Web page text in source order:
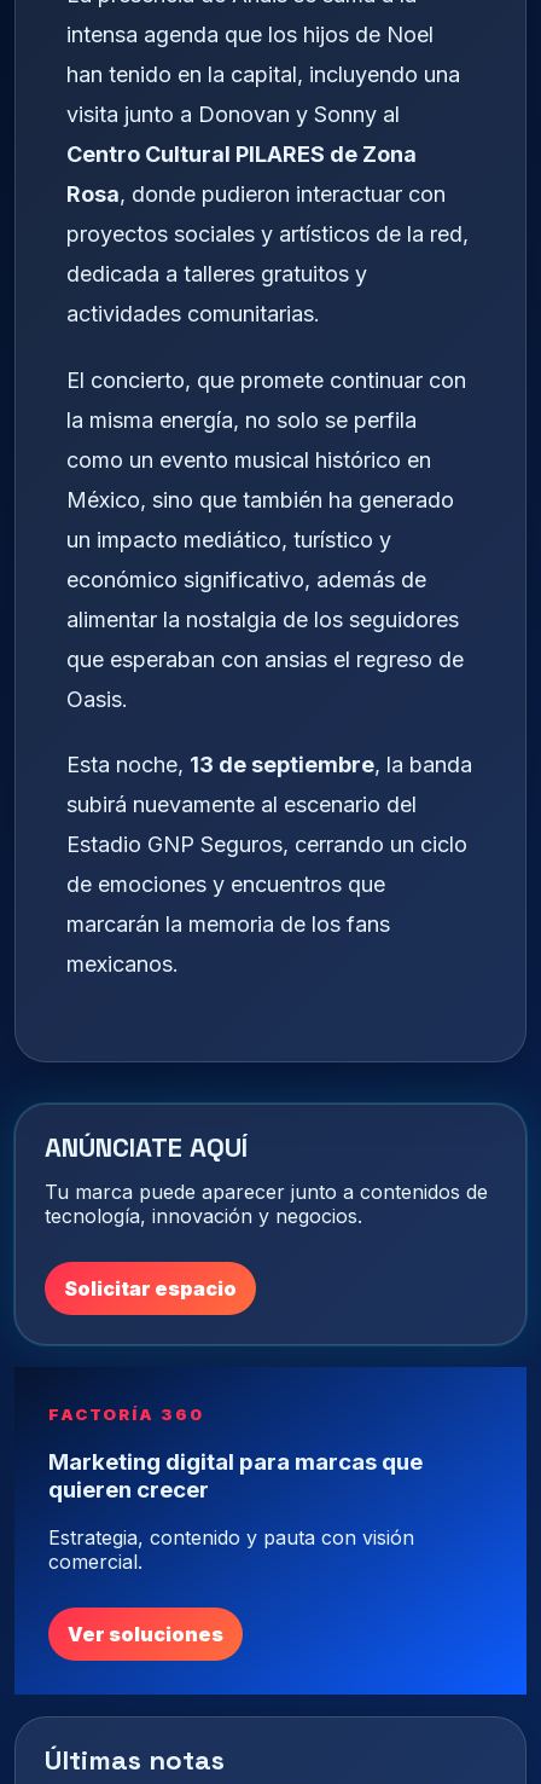
intensa agenda que los hijos de Noel
han tenido en la capital, incluyendo una
visita junto a Donovan y Sonny al
Centro Cultural PILARES de Zona
Rosa, donde pudieron interactuar con
proyectos sociales y artísticos de la red,
dedicada a talleres gratuitos y
actividades comunitarias.
El concierto, que promete continuar con
la misma energía, no solo se perfila
como un evento musical histórico en
México, sino que también ha generado
un impacto mediático, turístico y
económico significativo, además de
alimentar la nostalgia de los seguidores
que esperaban con ansias el regreso de
Oasis.
Esta noche, 13 de septiembre, la banda
subirá nuevamente al escenario del
Estadio GNP Seguros, cerrando un ciclo
de emociones y encuentros que
marcarán la memoria de los fans
mexicanos.
ANÚNCIATE AQUÍ
Tu marca puede aparecer junto a contenidos de
tecnología, innovación y negocios.
Solicitar espacio
FACTORÍA 360
Marketing digital para marcas que
quieren crecer
Estrategia, contenido y pauta con visión
comercial.
Ver soluciones
Últimas notas